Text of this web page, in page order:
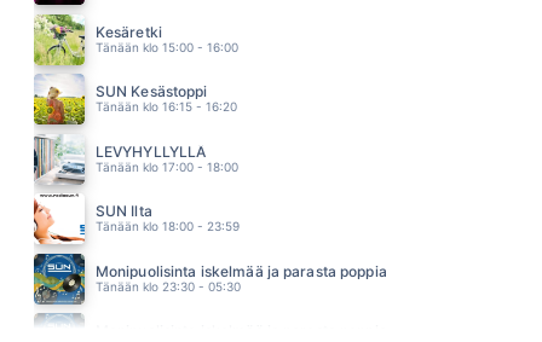
BACKSTREET BOYS
04.52
Kesäretki
Tänään klo 15:00 - 16:00
SUN Kesästoppi
Tänään klo 16:15 - 16:20
LEVYHYLLYLLÄ
Tänään klo 17:00 - 18:00
SUN Ilta
Tänään klo 18:00 - 23:59
Monipuolisinta iskelmää ja parasta poppia
Tänään klo 23:30 - 05:30